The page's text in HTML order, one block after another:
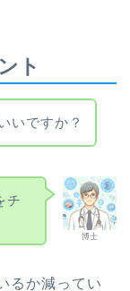
ト
いですか？
博士
チ
るか減ってい